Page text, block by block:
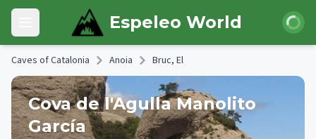
Skip to main content
Open main menu Espeleo World Login
Caves of Catalonia Anoia Bruc, El
Cova de l'Agulla Manolito
García